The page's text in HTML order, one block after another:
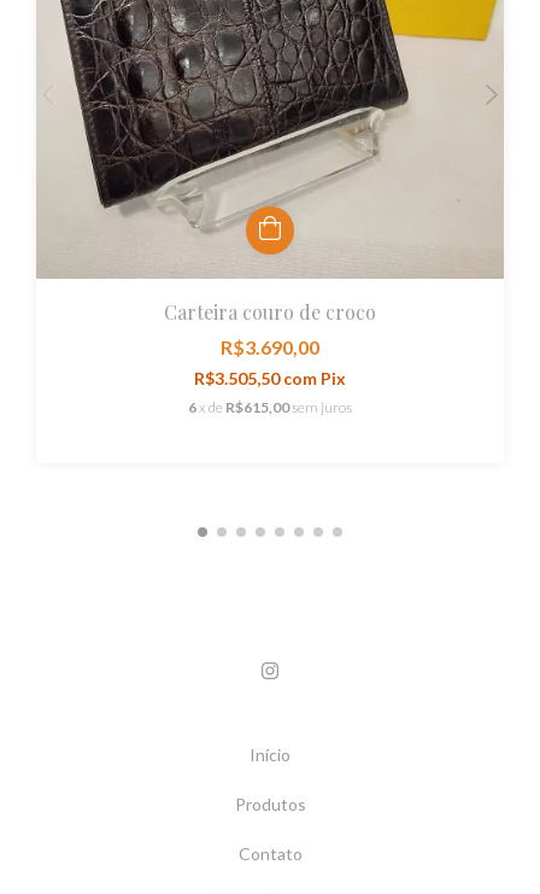
Carteira couro de croco
R$3.690,00
R$3.505,50com Pix
6x de R$615,00 sem juros
Início
Produtos
Contato